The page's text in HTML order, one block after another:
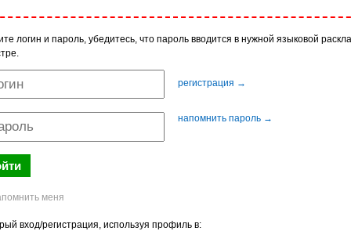
логин и пароль, убедитесь, что пароль вводится в нужной языковой
регистрация →
напомнить пароль →
вход/регистрация, используя профиль в: